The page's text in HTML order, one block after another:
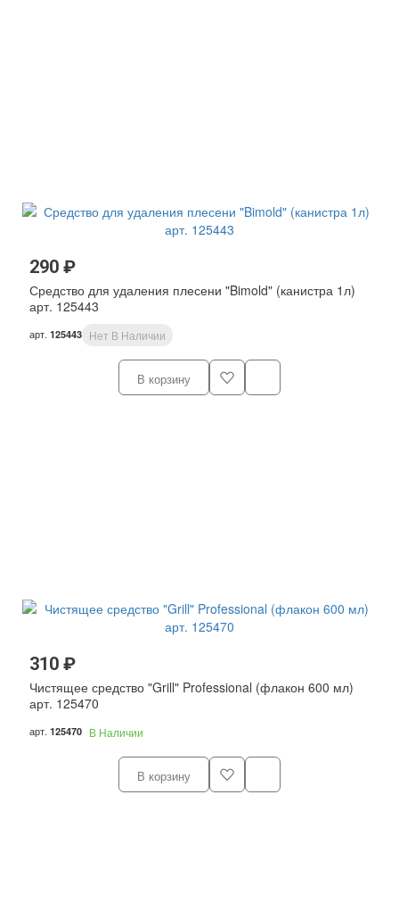
290 ₽
Средство для удаления плесени "Bimold" (канистра 1л)
арт. 125443
арт. 125443 Нет В Наличии
В корзину
310 ₽
Чистящее средство "Grill" Professional (флакон 600 мл)
арт. 125470
арт. 125470 В Наличии
В корзину